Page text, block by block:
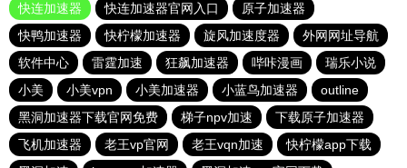
快连加速器
快连加速器官网入口
原子加速器
快鸭加速器
快柠檬加速器 旋风加速度器
外网网址导航
软件中心
雷霆加速 狂飙加速器 哔咔漫画
瑞乐小说
小美
小美vpn 小美加速器 小蓝鸟加速器
outline
黑洞加速器下载官网免费
梯子npv加速
下载原子加速器
飞机加速器
老王vp官网 老王vqn加速
快柠檬app下载